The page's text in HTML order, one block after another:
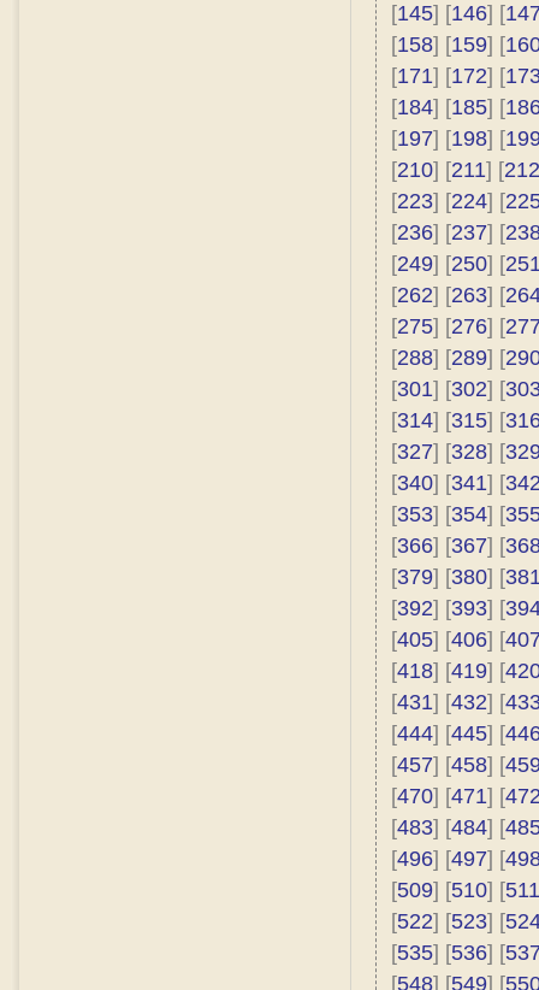
[145] [146] [
[158] [159] [
[171] [172] [
[184] [185] [
[197] [198] [
[210] [211] [212
[223] [224] [
[236] [237] [
[249] [250] [
[262] [263] [
[275] [276] [
[288] [289] [
[301] [302] [
[314] [315] [
[327] [328] [
[340] [341] [
[353] [354] [
[366] [367] [
[379] [380] [
[392] [393] [
[405] [406] [
[418] [419] [
[431] [432] [
[444] [445] [
[457] [458] [
[470] [471] [
[483] [484] [
[496] [497] [
[509] [510] [511
[522] [523] [
[535] [536] [
[548] [549] [